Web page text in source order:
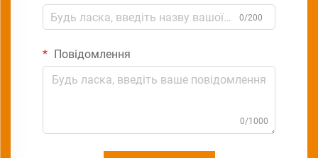
0/200
Повідомлення
0/1000